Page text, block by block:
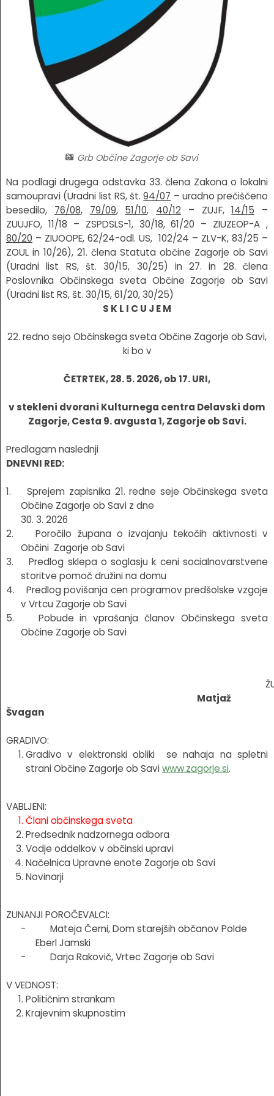
Grb Občine Zagorje ob Savi
Na podlagi drugega odstavka 33. člena Zakona o lokalni
samoupravi (Uradni list RS, št.94/07 – uradno prečiščeno
besedilo, 76/08, 79/09, 51/10, 40/12 – ZUJF,14/15 –
ZUUJFO, 11/18 – ZSPDSLS-1, 30/18, 61/20 – ZIUZEOP-A ,
80/20 – ZIUOOPE, 62/24-odl. US, 102/24 – ZLV-K, 83/25 –
ZOUL in 10/26), 21. člena Statuta občine Zagorje ob Savi
(Uradni list RS, št. 30/15, 30/25) in 27. in 28. člena
Poslovnika Občinskega sveta Občine Zagorje ob Savi
(Uradni list RS, št. 30/15, 61/20, 30/25)
S K L I C U J E M
22. redno sejo Občinskega sveta Občine Zagorje ob Savi,
ki bo v
ČETRTEK, 28. 5. 2026, ob 17. URI,
v stekleni dvorani Kulturnega centra Delavski dom
Zagorje, Cesta 9. avgusta 1, Zagorje ob Savi.
Predlagam naslednji
DNEVNI RED:
1. Sprejem zapisnika 21. redne seje Občinskega sveta
Občine Zagorje ob Savi z dne
30. 3. 2026
2. Poročilo župana o izvajanju tekočih aktivnosti v
Občini Zagorje ob Savi
3. Predlog sklepa o soglasju k ceni socialnovarstvene
storitve pomoč družini na domu
4. Predlog povišanja cen programov predšolske vzgoje
v Vrtcu Zagorje ob Savi
5. Pobude in vprašanja članov Občinskega sveta
Občine Zagorje ob Savi
Matjaž
Švagan
GRADIVO:
Gradivo v elektronski obliki se nahaja na spletni
strani Občine Zagorje ob Savi www.zagorje.si.
VABLJENI:
Člani občinskega sveta
Predsednik nadzornega odbora
Vodje oddelkov v občinski upravi
Načelnica Upravne enote Zagorje ob Savi
Novinarji
ZUNANJI POROČEVALCI:
- Mateja Černi, Dom starejših občanov Polde
Eberl Jamski
- Darja Rakovič, Vrtec Zagorje ob Savi
V VEDNOST:
Političnim strankam
Krajevnim skupnostim
Fotogalerija
Občinska volilna komisija
Medobčinski inšpektorat in redarstvo
Koledar dogodkov
Zapore cest
Okoljski podatki
Lokalne volitve